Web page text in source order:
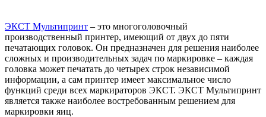
ЭКСТ Мультипринт – это многоголовочный
производственный принтер, имеющий от двух до пяти
печатающих головок. Он предназначен для решения наиболее
сложных и производительных задач по маркировке – каждая
головка может печатать до четырех строк независимой
информации, а сам принтер имеет максимальное число
функций среди всех маркираторов ЭКСТ. ЭКСТ Мультипринт
является также наиболее востребованным решением для
маркировки яиц.